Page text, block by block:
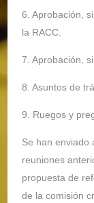
6. Aprobación,
la RACC.
7. Aprobación,
8. Asuntos de
9. Ruegos y
Se han enviado
reuniones
propuesta de
de la comisión